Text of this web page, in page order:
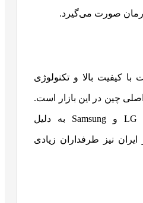
صورت می‌گیرد.
با کیفیت بالا و تکنولوژی
چین در این بازار است.
برندهای کره‌ای مانند LG و Samsung به دلیل
نیز طرفداران زیادی